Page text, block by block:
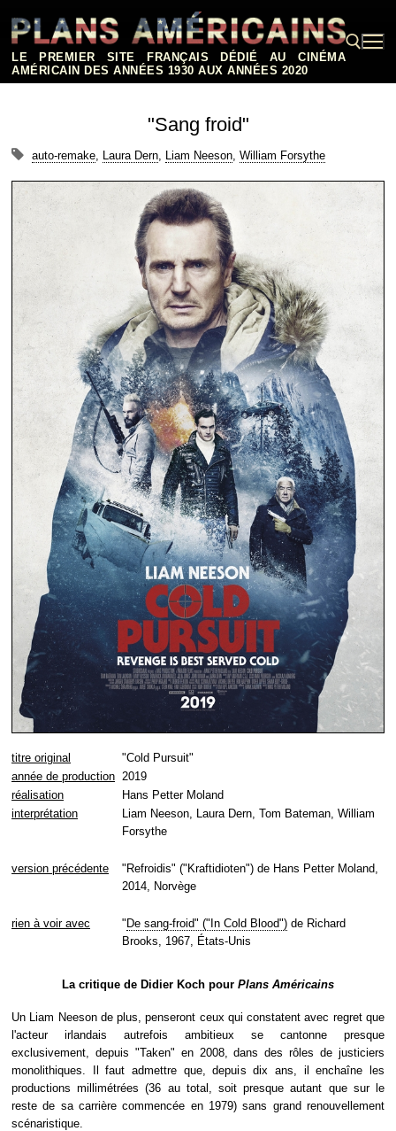
contenu
LE PREMIER SITE FRANÇAIS DÉDIÉ AU CINÉMA
AMÉRICAIN DES ANNÉES 1930 AUX ANNÉES 2020
"Sang froid"
auto-remake, Laura Dern, Liam Neeson, William Forsythe
titre original
"Cold Pursuit"
année de production 2019
réalisation
Hans Petter Moland
interprétation
Liam Neeson, Laura Dern, Tom Bateman, William
Forsythe
version précédente
"Refroidis" ("Kraftidioten") de Hans Petter Moland,
2014, Norvège
rien à voir avec " De sang-froid" ("In Cold Blood") de Richard
Brooks, 1967, États-Unis
La critique de Didier Koch pour Plans Américains
Un Liam Neeson de plus, penseront ceux qui constatent avec regret que
l'acteur irlandais autrefois ambitieux se cantonne presque
exclusivement, depuis "Taken" en 2008, dans des rôles de justiciers
monolithiques. Il faut admettre que, depuis dix ans, il enchaîne les
productions millimétrées (36 au total, soit presque autant que sur le
reste de sa carrière commencée en 1979) sans grand renouvellement
scénaristique.